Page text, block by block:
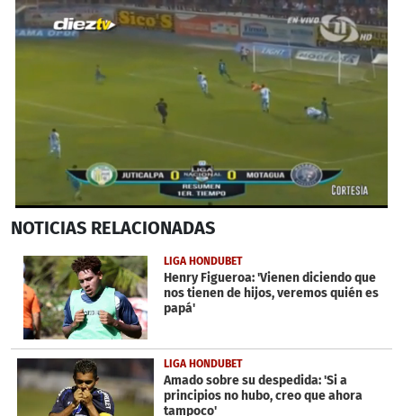
seconds
minute,
48
seconds
NOTICIAS RELACIONADAS
LIGA HONDUBET
Henry Figueroa: 'Vienen diciendo que
nos tienen de hijos, veremos quién es
papá'
LIGA HONDUBET
Amado sobre su despedida: 'Si a
principios no hubo, creo que ahora
tampoco'